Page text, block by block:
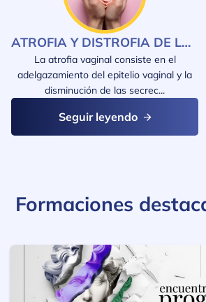
ATROFIA Y DISTROFIA DE LA MUCOSA VAGINAL
La atrofia vaginal consiste en el
adelgazamiento del epitelio vaginal y la
disminución de las secrec...
Seguir leyendo
Formaciones